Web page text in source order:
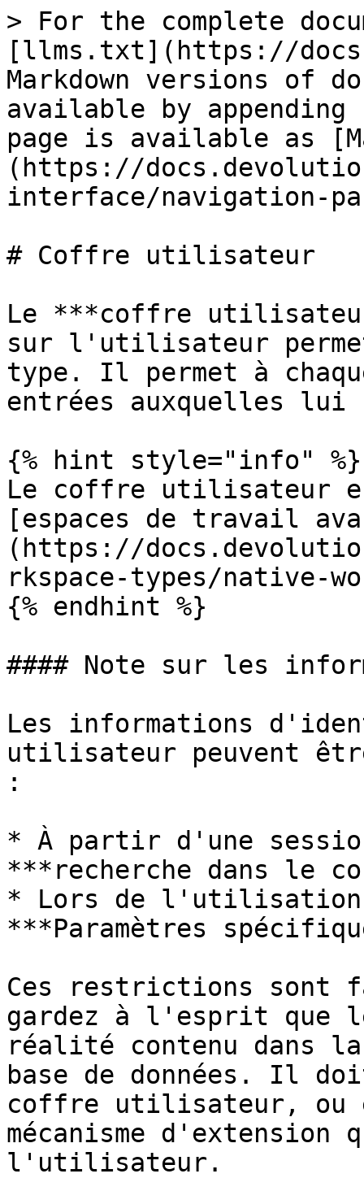
> For the complete
[llms.txt](https://
Markdown versions of
available by
page is available as
(https://
interface/navigation-
# Coffre utilisateur
Le ***coffre
sur l'utilisateur
type. Il permet à
entrées auxquelles lui
{% hint style="info" %}
Le coffre utilisateur
[espaces de travail
(https://
rkspace-types/native-
{% endhint %}
#### Note sur les
Les informations
utilisateur peuvent
:
* À partir d'une
***recherche dans le
* Lors de
***Paramètres
Ces restrictions sont
gardez à l'esprit que
réalité contenu dans
base de données. Il
coffre utilisateur, ou
mécanisme
l'utilisateur.